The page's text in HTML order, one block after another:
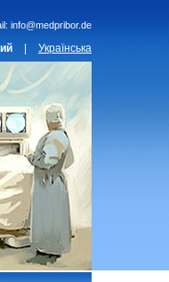
info@medpribor.de
Українська